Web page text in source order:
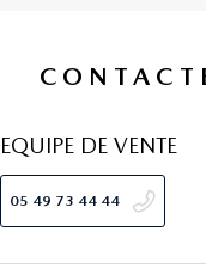
EQUIPE DE VENTE
05 49 73 44 44